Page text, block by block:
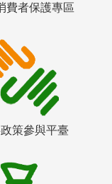
費者保護專區
策參與平臺